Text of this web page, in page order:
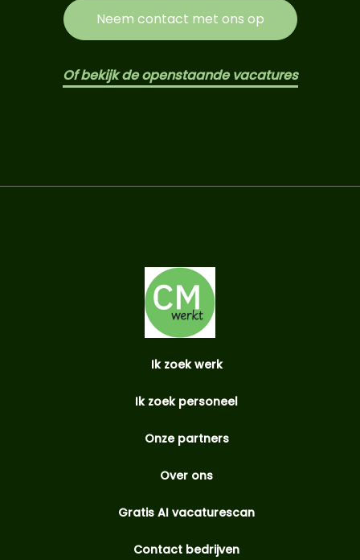
Neem contact met ons op
Of bekijk de openstaande vacatures
Ik zoek werk
Ik zoek personeel
Onze partners
Over ons
Gratis AI vacaturescan
Contact bedrijven